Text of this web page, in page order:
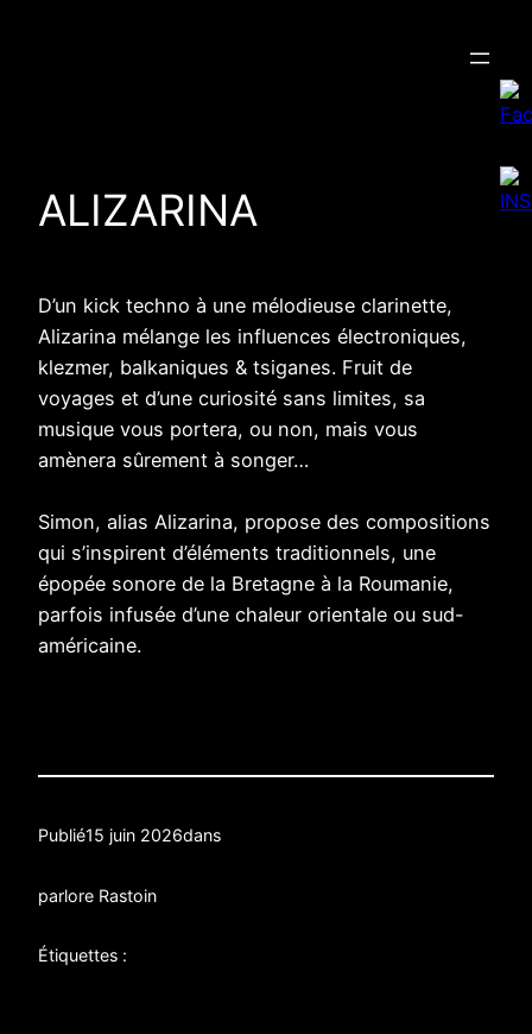
ALIZARINA
D’un kick techno à une mélodieuse clarinette,
Alizarina mélange les influences électroniques,
klezmer, balkaniques & tsiganes. Fruit de
voyages et d’une curiosité sans limites, sa
musique vous portera, ou non, mais vous
amènera sûrement à songer…
Simon, alias Alizarina, propose des compositions
qui s’inspirent d’éléments traditionnels, une
épopée sonore de la Bretagne à la Roumanie,
parfois infusée d’une chaleur orientale ou sud-
américaine.
Publié15 juin 2026dans
parlore Rastoin
Étiquettes :